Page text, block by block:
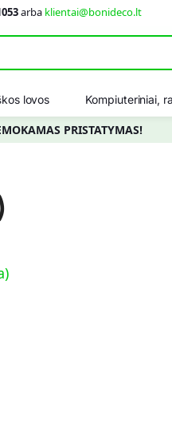
arba klientai@bonideco.lt
lovos Kompiuteriniai,
PRISTATYMAS!